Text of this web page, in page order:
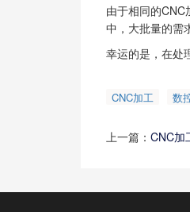
由于相同的
中，大批量的需
幸运的是，在处
CNC加工 数
上一篇： CNC加